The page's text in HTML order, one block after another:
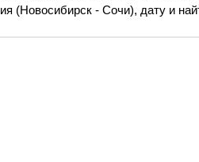
(Новосибирск - Сочи), дату и